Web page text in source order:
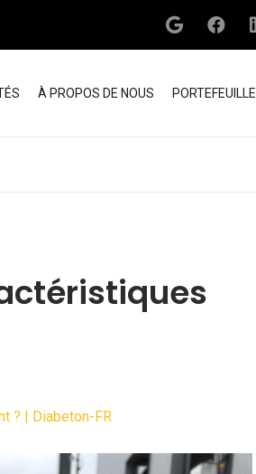
À PROPOS DE NOUS PORTEFEUILLE